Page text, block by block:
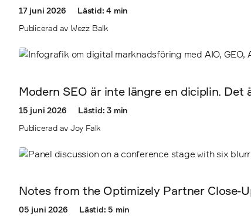
17 juni 2026
Lästid: 4 min
Publicerad av Wezz Balk
Modern SEO är inte längre en diciplin. Det
15 juni 2026
Lästid: 3 min
Publicerad av Joy Falk
Notes from the Optimizely Partner Close-
05 juni 2026
Lästid: 5 min